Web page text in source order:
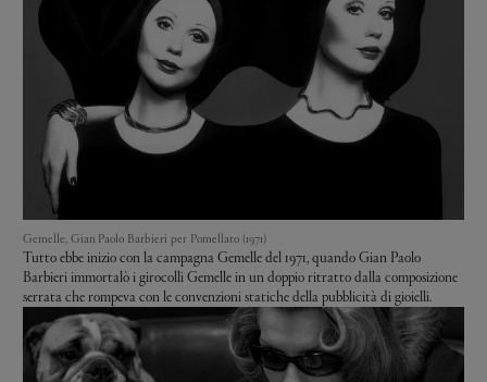
Gemelle, Gian Paolo Barbieri per Pomellato (1971)
Tutto ebbe inizio con la campagna Gemelle del 1971, quando Gian Paolo
Barbieri immortalò i girocolli Gemelle in un doppio ritratto dalla composizione
serrata che rompeva con le convenzioni statiche della pubblicità di gioielli.